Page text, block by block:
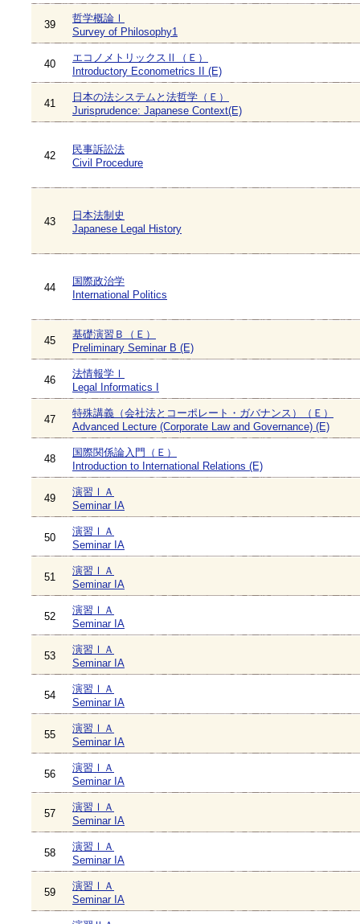
39
哲学概論Ⅰ
Survey of Philosophy1
40
エコノメトリックスⅡ（Ｅ）
Introductory Econometrics II (E)
41
日本の法システムと法哲学（Ｅ）
Jurisprudence: Japanese Context(E)
42
民事訴訟法
Civil Procedure
43
日本法制史
Japanese Legal History
44
国際政治学
International Politics
45
基礎演習Ｂ（Ｅ）
Preliminary Seminar B (E)
46
法情報学Ⅰ
Legal Informatics I
47
特殊講義（会社法とコーポレート・ガバナンス）（Ｅ）
Advanced Lecture (Corporate Law and Governance) (E)
48
国際関係論入門（Ｅ）
Introduction to International Relations (E)
49
演習ⅠＡ
Seminar IA
50
演習ⅠＡ
Seminar IA
51
演習ⅠＡ
Seminar IA
52
演習ⅠＡ
Seminar IA
53
演習ⅠＡ
Seminar IA
54
演習ⅠＡ
Seminar IA
55
演習ⅠＡ
Seminar IA
56
演習ⅠＡ
Seminar IA
57
演習ⅠＡ
Seminar IA
58
演習ⅠＡ
Seminar IA
59
演習ⅠＡ
Seminar IA